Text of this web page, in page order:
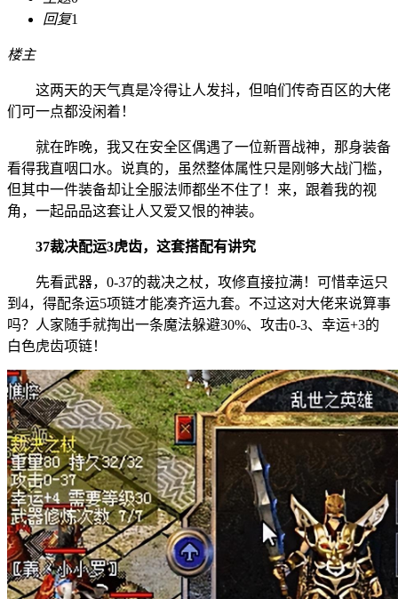
回复1
楼主
这两天的天气真是冷得让人发抖，但咱们传奇百区的大佬
们可一点都没闲着！
就在昨晚，我又在安全区偶遇了一位新晋战神，那身装备
看得我直咽口水。说真的，虽然整体属性只是刚够大战门槛，
但其中一件装备却让全服法师都坐不住了！来，跟着我的视
角，一起品品这套让人又爱又恨的神装。
37裁决配运3虎齿，这套搭配有讲究
先看武器，0-37的裁决之杖，攻修直接拉满！可惜幸运只
到4，得配条运5项链才能凑齐运九套。不过这对大佬来说算事
吗？人家随手就掏出一条魔法躲避30%、攻击0-3、幸运+3的
白色虎齿项链！